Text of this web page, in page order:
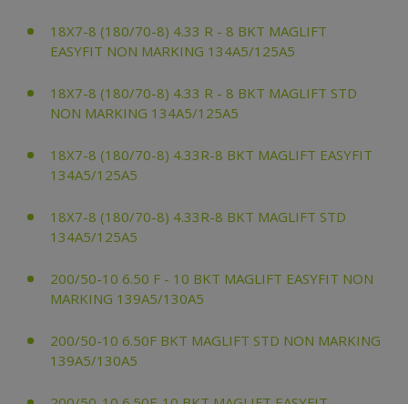
18X7-8 (180/70-8) 4.33 R - 8 BKT MAGLIFT
EASYFIT NON MARKING 134A5/125A5
18X7-8 (180/70-8) 4.33 R - 8 BKT MAGLIFT STD
NON MARKING 134A5/125A5
18X7-8 (180/70-8) 4.33R-8 BKT MAGLIFT EASYFIT
134A5/125A5
18X7-8 (180/70-8) 4.33R-8 BKT MAGLIFT STD
134A5/125A5
200/50-10 6.50 F - 10 BKT MAGLIFT EASYFIT NON
MARKING 139A5/130A5
200/50-10 6.50F BKT MAGLIFT STD NON MARKING
139A5/130A5